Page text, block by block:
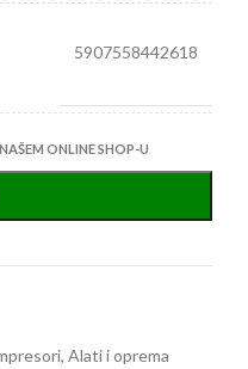
5907558442618
ONLINE SHOP-U
, Alati i oprema